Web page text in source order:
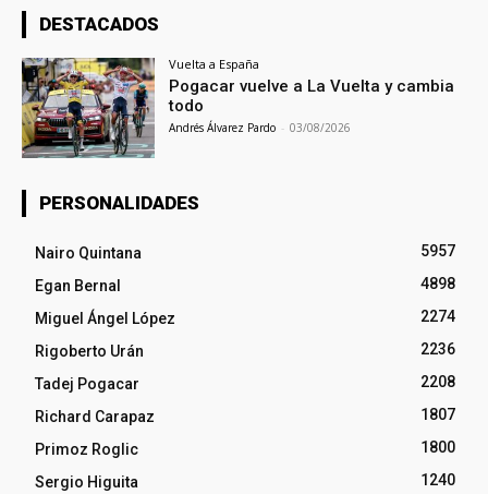
DESTACADOS
Vuelta a España
Pogacar vuelve a La Vuelta y cambia
todo
Andrés Álvarez Pardo - 03/08/2026
PERSONALIDADES
Nairo Quintana
5957
Egan Bernal
4898
Miguel Ángel López
2274
Rigoberto Urán
2236
Tadej Pogacar
2208
Richard Carapaz
1807
Primoz Roglic
1800
Sergio Higuita
1240